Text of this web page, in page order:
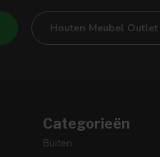
Houten Meubel Outlet
Categorieën
Buiten